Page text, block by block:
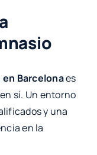
en Barcelonaes
sí. Un entorno
y una
en la